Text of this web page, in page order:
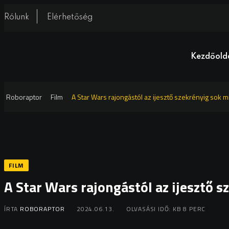
Rólunk Elérhetőség
Roboraptor Film A Star Wars rajongástól az ijesztő szekrényig sok
FILM
A Star Wars rajongástól az ijesztő
ÍRTA ROBORAPTOR 2024.06.13. OLVASÁSI IDŐ: KB 8 PERC